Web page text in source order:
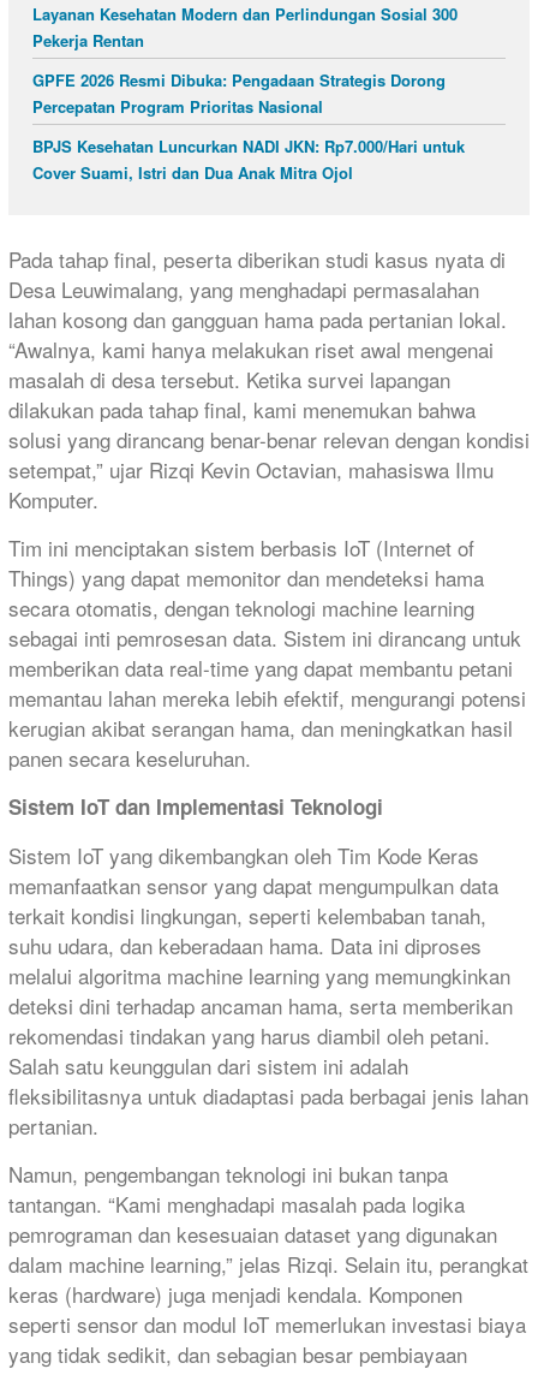
Layanan Kesehatan Modern dan Perlindungan Sosial 300
Pekerja Rentan
GPFE 2026 Resmi Dibuka: Pengadaan Strategis Dorong
Percepatan Program Prioritas Nasional
BPJS Kesehatan Luncurkan NADI JKN: Rp7.000/Hari untuk
Cover Suami, Istri dan Dua Anak Mitra Ojol
Pada tahap final, peserta diberikan studi kasus nyata di
Desa Leuwimalang, yang menghadapi permasalahan
lahan kosong dan gangguan hama pada pertanian lokal.
“Awalnya, kami hanya melakukan riset awal mengenai
masalah di desa tersebut. Ketika survei lapangan
dilakukan pada tahap final, kami menemukan bahwa
solusi yang dirancang benar-benar relevan dengan kondisi
setempat,” ujar Rizqi Kevin Octavian, mahasiswa Ilmu
Komputer.
Tim ini menciptakan sistem berbasis IoT (Internet of
Things) yang dapat memonitor dan mendeteksi hama
secara otomatis, dengan teknologi machine learning
sebagai inti pemrosesan data. Sistem ini dirancang untuk
memberikan data real-time yang dapat membantu petani
memantau lahan mereka lebih efektif, mengurangi potensi
kerugian akibat serangan hama, dan meningkatkan hasil
panen secara keseluruhan.
Sistem IoT dan Implementasi Teknologi
Sistem IoT yang dikembangkan oleh Tim Kode Keras
memanfaatkan sensor yang dapat mengumpulkan data
terkait kondisi lingkungan, seperti kelembaban tanah,
suhu udara, dan keberadaan hama. Data ini diproses
melalui algoritma machine learning yang memungkinkan
deteksi dini terhadap ancaman hama, serta memberikan
rekomendasi tindakan yang harus diambil oleh petani.
Salah satu keunggulan dari sistem ini adalah
fleksibilitasnya untuk diadaptasi pada berbagai jenis lahan
pertanian.
Namun, pengembangan teknologi ini bukan tanpa
tantangan. “Kami menghadapi masalah pada logika
pemrograman dan kesesuaian dataset yang digunakan
dalam machine learning,” jelas Rizqi. Selain itu, perangkat
keras (hardware) juga menjadi kendala. Komponen
seperti sensor dan modul IoT memerlukan investasi biaya
yang tidak sedikit, dan sebagian besar pembiayaan